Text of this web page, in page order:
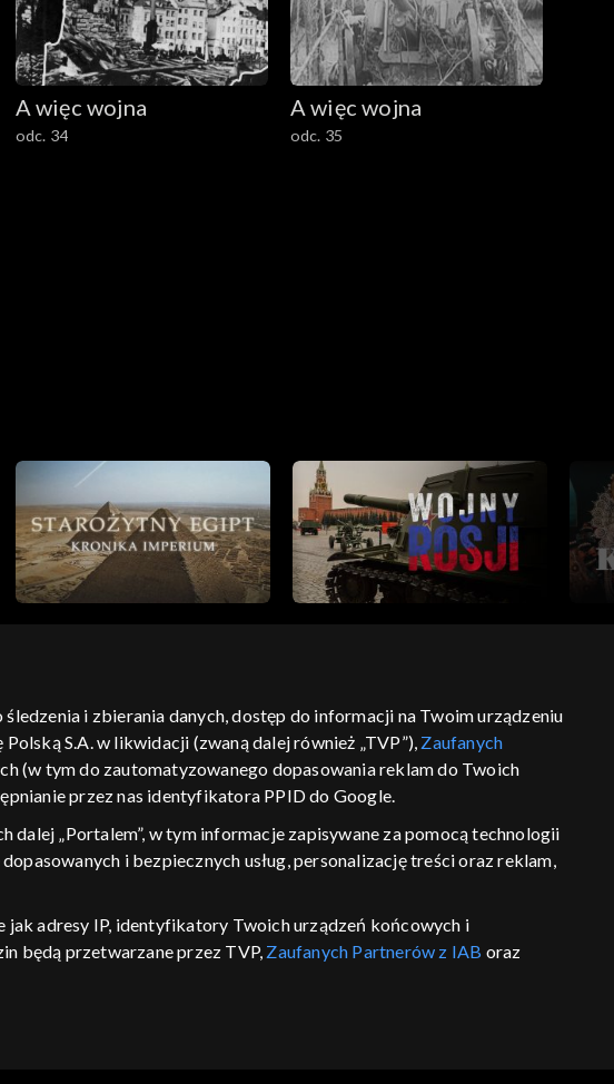
A więc wojna
odc. 34
A więc wojna
odc. 35
dostępność informacje o dostawcy usług
i zbierania danych, dostęp do informacji na Twoim urządzeniu
S.A. w likwidacji (zwaną dalej również „TVP”), Zaufanych
(w tym do zautomatyzowanego dopasowania reklam do Twoich
przez nas identyfikatora PPID do Google.
dalej „Portalem”, w tym informacje zapisywane za pomocą technologii
i bezpiecznych usług, personalizację treści oraz reklam,
jak adresy IP, identyfikatory Twoich urządzeń końcowych i
będą przetwarzane przez TVP, Zaufanych Partnerów z IAB oraz
treści, wyboru spersonalizowanych treści, pomiaru
opracowywania i ulepszania produktów, zapewnienia
i połączenia źródeł danych offline, łączenia różnych